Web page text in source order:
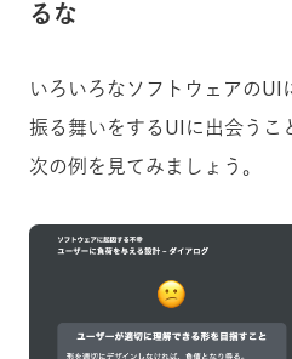
るな
いろいろなソフトウェアのUI
振る舞いをするUIに出会うこ
次の例を見てみましょう。